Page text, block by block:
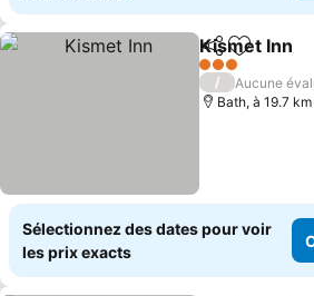
PartagerAjouter
Kismet Inn
3 Étoiles
/
Aucune
Bath, à 19.7
Sélectionnez des dates pour voir
les prix exacts